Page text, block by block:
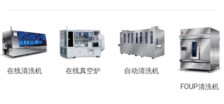
在线清洗机 在线真空炉
自动清洗机
FOUP清洗机